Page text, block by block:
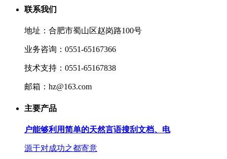
联系我们
地址：合肥市蜀山区赵岗路100号
业务咨询：0551-65167366
技术支持：0551-65167838
邮箱：hz@163.com
主要产品
户能够利用简单的天然言语搜刮文档、电
源于对成功之都寄意